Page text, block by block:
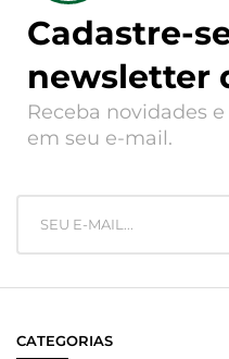
Cadastre-
newsletter
Receba novidades
em seu e-mail.
CATEGORIAS